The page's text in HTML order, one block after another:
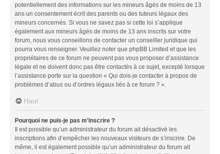
potentiellement des informations sur les mineurs âgés de moins de 13
ans un consentement écrit des parents ou des tuteurs légaux des
mineurs concernés. Si vous ne savez pas si cette loi s’applique
également aux mineurs âgés de moins de 13 ans inscrits sur votre
forum, nous vous conseillons de contacter un conseiller juridique qui
pourra vous renseigner. Veuillez noter que phpBB Limited et que les
propriétaires de ce forum ne peuvent pas vous proposer d’assistance
légale et ne doivent donc pas être contactés à ce sujet, excepté lorsque
l’assistance porte sur la question « Qui dois-je contacter à propos de
problèmes d’abus ou d’ordres légaux liés à ce forum ? ».
Haut
Pourquoi ne puis-je pas m’inscrire ?
Il est possible qu’un administrateur du forum ait désactivé les
inscriptions afin d’empêcher les nouveaux visiteurs de s’inscrire. De
même, il est également possible qu’un administrateur du forum ait